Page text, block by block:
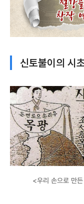
신토불이의 시
<우리 손으로 만